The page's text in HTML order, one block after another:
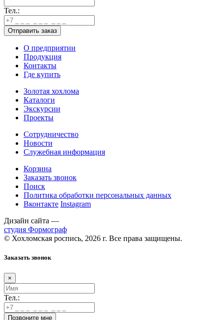
Тел.:
О предприятии
Продукция
Контакты
Где купить
Золотая хохлома
Каталоги
Экскурсии
Проекты
Сотрудничество
Новости
Служебная информация
Корзина
Заказать звонок
Поиск
Политика обработки персональных данных
Вконтакте Instagram
Дизайн сайта —
студия Формограф
© Хохломская роспись, 2026 г. Все права защищены.
Заказать звонок
×
Тел.: